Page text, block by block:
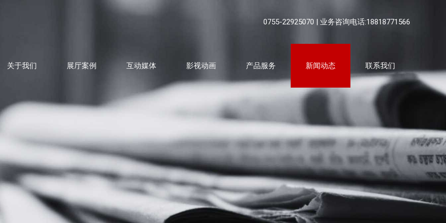
0755-22925070 | 业务咨询电话:18818771566
关于我们 展厅案例 互动媒体 影视动画 产品服务 新闻动态 联系我们